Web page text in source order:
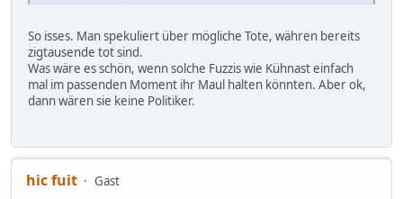
So isses. Man spekuliert über mögliche Tote, währen bereits
zigtausende tot sind.
Was wäre es schön, wenn solche Fuzzis wie Kühnast einfach
mal im passenden Moment ihr Maul halten könnten. Aber ok,
dann wären sie keine Politiker.
hic fuit
Gast